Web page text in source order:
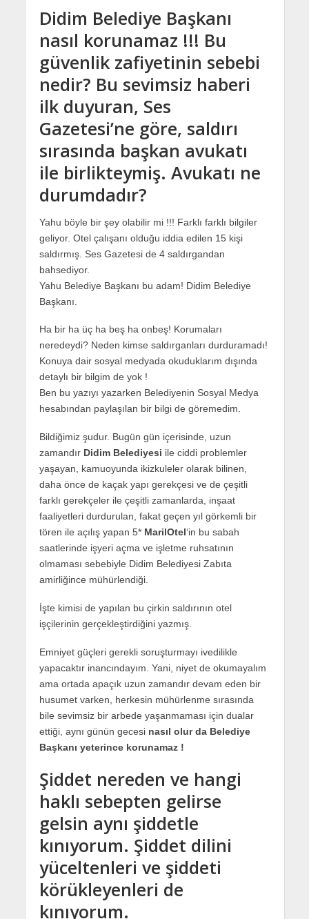
Didim Belediye Başkanı
nasıl korunamaz !!! Bu
güvenlik zafiyetinin sebebi
nedir? Bu sevimsiz haberi
ilk duyuran, Ses
Gazetesi’ne göre, saldırı
sırasında başkan avukatı
ile birlikteymiş. Avukatı ne
durumdadır?
Yahu böyle bir şey olabilir mi !!! Farklı farklı bilgiler
geliyor. Otel çalışanı olduğu iddia edilen 15 kişi
saldırmış. Ses Gazetesi de 4 saldırgandan
bahsediyor.
Yahu Belediye Başkanı bu adam! Didim Belediye
Başkanı.
Ha bir ha üç ha beş ha onbeş! Korumaları
neredeydi? Neden kimse saldırganları durduramadı!
Konuya dair sosyal medyada okuduklarım dışında
detaylı bir bilgim de yok !
Ben bu yazıyı yazarken Belediyenin Sosyal Medya
hesabından paylaşılan bir bilgi de göremedim.
Bildiğimiz şudur. Bugün gün içerisinde, uzun
zamandır Didim Belediyesi ile ciddi problemler
yaşayan, kamuoyunda ikizkuleler olarak bilinen,
daha önce de kaçak yapı gerekçesi ve de çeşitli
farklı gerekçeler ile çeşitli zamanlarda, inşaat
faaliyetleri durdurulan, fakat geçen yıl görkemli bir
tören ile açılış yapan 5* MarilOtel‘in bu sabah
saatlerinde işyeri açma ve işletme ruhsatının
olmaması sebebiyle Didim Belediyesi Zabıta
amirliğince mühürlendiği.
İşte kimisi de yapılan bu çirkin saldırının otel
işçilerinin gerçekleştirdiğini yazmış.
Emniyet güçleri gerekli soruşturmayı ivedilikle
yapacaktır inancındayım. Yani, niyet de okumayalım
ama ortada apaçık uzun zamandır devam eden bir
husumet varken, herkesin mühürlenme sırasında
bile sevimsiz bir arbede yaşanmaması için dualar
ettiği, aynı günün gecesi nasıl olur da Belediye
Başkanı yeterince korunamaz !
Şiddet nereden ve hangi
haklı sebepten gelirse
gelsin aynı şiddetle
kınıyorum. Şiddet dilini
yüceltenleri ve şiddeti
körükleyenleri de
kınıyorum.